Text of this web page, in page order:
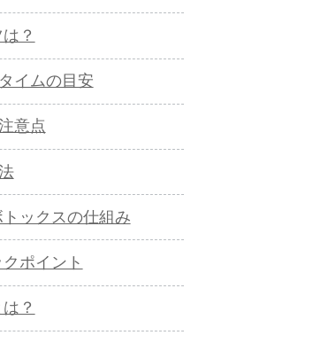
？
イムの目安
意点
ックスの仕組み
ポイント
？